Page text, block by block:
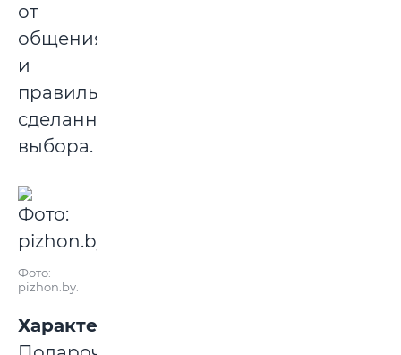
от
общения
и
правильно
сделанного
выбора.
Фото:
pizhon.by.
Характеристика: